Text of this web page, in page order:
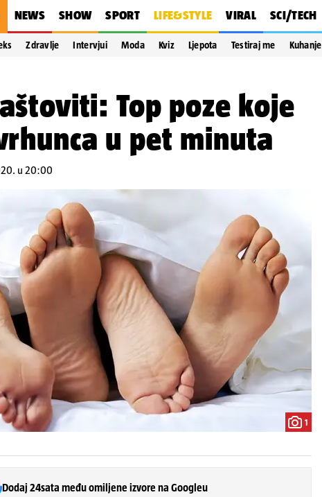
NEWS SHOW SPORT LIFE&STYLE VIRAL SCI/TECH
Zdravlje Intervjui Moda Kviz Ljepota Testiraj me Kuhanje
Top poze koje
u pet minuta
u 20:00
1
Dodaj 24sata među omiljene izvore na Googleu